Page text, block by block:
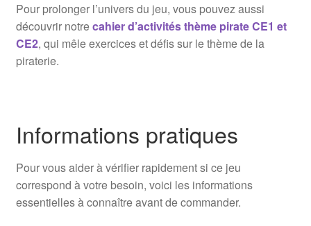
Pour prolonger l’univers du jeu, vous pouvez aussi
découvrir notrecahier d’activités thème pirate CE1 et
CE2, qui mêle exercices et défis sur le thème de la
piraterie.
Informations pratiques
Pour vous aider à vérifier rapidement si ce jeu
correspond à votre besoin, voici les informations
essentielles à connaître avant de commander.